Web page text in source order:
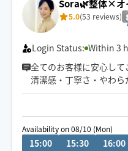
Sora🌿整体×オ
5.0(53 reviews)
Login Status: Within 3
全てのお客様に安心して
清潔感・丁寧さ・やわ
🌙
予約枠×の場合でも、
事前に↗︎のチャット💬い
対応可能な場合がござい
Availability on 08/10 (Mon)
15:00 15:30 16:00